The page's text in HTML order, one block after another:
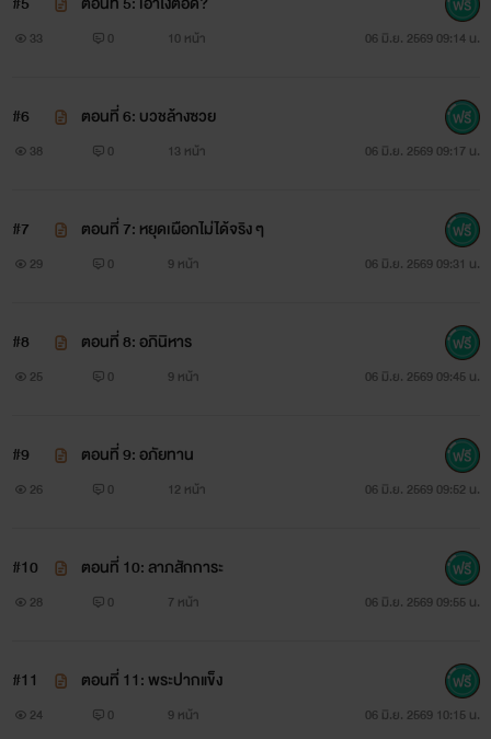
33 0 10 หน้า 06 มิ.ย. 2569 09:14 น.
#6 ตอนที่ 6: บวชล้างซวย
38 0 13 หน้า 06 มิ.ย. 2569 09:17 น.
#7 ตอนที่ 7: หยุดเผือกไม่ได้จริง ๆ
29 0 9 หน้า 06 มิ.ย. 2569 09:31 น.
#8 ตอนที่ 8: อภินิหาร
25 0 9 หน้า 06 มิ.ย. 2569 09:45 น.
#9 ตอนที่ 9: อภัยทาน
26 0 12 หน้า 06 มิ.ย. 2569 09:52 น.
#10 ตอนที่ 10: ลาภสักการะ
28 0 7 หน้า 06 มิ.ย. 2569 09:55 น.
#11 ตอนที่ 11: พระปากแข็ง
24 0 9 หน้า 06 มิ.ย. 2569 10:15 น.